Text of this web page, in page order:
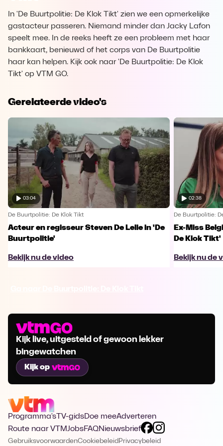
In 'De Buurtpolitie: De Klok Tikt' zien we een opmerkelijke
gastacteur passeren. Niemand minder dan Jacky Lafon
speelt mee. In de reeks heeft ze een probleem met haar
bankkaart, benieuwd of het corps van De Buurtpolitie
haar kan helpen. Kijk ook naar 'De Buurtpolitie: De Klok
Tikt' op VTM GO.
Gerelateerde video's
03:04
De Buurtpolitie: De Klok Tikt
Acteur en regisseur Steven De Lelie in 'De
Buurtpolitie'
Bekijk nu de video
02:38
De Buurtpolitie:
Ex-Miss
De Klok Tikt'
Bekijk nu de
Kijk live, uitgesteld of gewoon lekker
bingewatchen
Kijk op
Programma's TV-gidsDoe meeAdverteren
Route naar VTMJobsFAQNieuwsbrief
GebruiksvoorwaardenCookiebeleid Privacybeleid